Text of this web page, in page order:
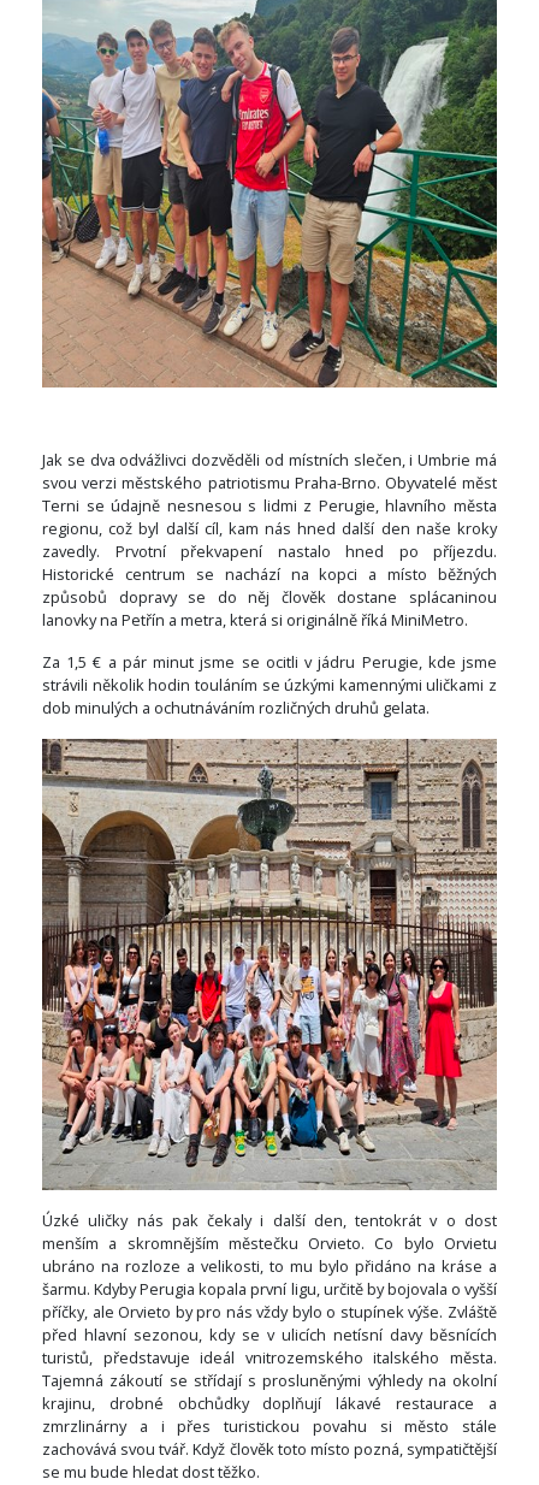
Jak se dva odvážlivci dozvěděli od místních slečen, i Umbrie má
svou verzi městského patriotismu Praha-Brno. Obyvatelé měst
Terni se údajně nesnesou s lidmi z Perugie, hlavního města
regionu, což byl další cíl, kam nás hned další den naše kroky
zavedly. Prvotní překvapení nastalo hned po příjezdu.
Historické centrum se nachází na kopci a místo běžných
způsobů dopravy se do něj člověk dostane splácaninou
lanovky na Petřín a metra, která si originálně říká MiniMetro.
Za 1,5 € a pár minut jsme se ocitli v jádru Perugie, kde jsme
strávili několik hodin touláním se úzkými kamennými uličkami z
dob minulých a ochutnáváním rozličných druhů gelata.
Úzké uličky nás pak čekaly i další den, tentokrát v o dost
menším a skromnějším městečku Orvieto. Co bylo Orvietu
ubráno na rozloze a velikosti, to mu bylo přidáno na kráse a
šarmu. Kdyby Perugia kopala první ligu, určitě by bojovala o vyšší
příčky, ale Orvieto by pro nás vždy bylo o stupínek výše. Zvláště
před hlavní sezonou, kdy se v ulicích netísní davy běsnících
turistů, představuje ideál vnitrozemského italského města.
Tajemná zákoutí se střídají s prosluněnými výhledy na okolní
krajinu, drobné obchůdky doplňují lákavé restaurace a
zmrzlinárny a i přes turistickou povahu si město stále
zachovává svou tvář. Když člověk toto místo pozná, sympatičtější
se mu bude hledat dost těžko.